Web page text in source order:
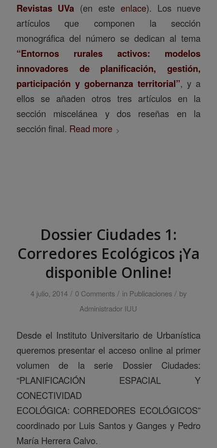
Revistas UVa (en este enlace). Los nueve
artículos que componen la sección
monográfica del número se dedican al tema
“Entornos rurales activos: modelos
innovadores de planificación, gestión,
participación y gobernanza territorial”, y a
ellos se añaden otros tres artículos en la
sección miscelánea y dos reseñas en la
sección final. Read more
Dossier Ciudades 1:
Corredores Ecológicos ¡Ya
disponible Online!
4 julio, 2014 / 0 Comments / in Publicaciones / by
Administrador IUU
Desde el Instituto Universitario de Urbanística
queremos presentar el acceso online al primer
volumen de la serie Dossier Ciudades:
“PLANIFICACIÓN ESPACIAL Y
CONECTIVIDAD
ECOLÓGICA: CORREDORES ECOLÓGICOS”
coordinado por Luis Santos y Ganges y Pedro
María Herrera Calvo.